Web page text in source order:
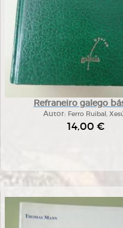
Refraneiro galego
Autor: Ferro Ruibal,
14,00 €